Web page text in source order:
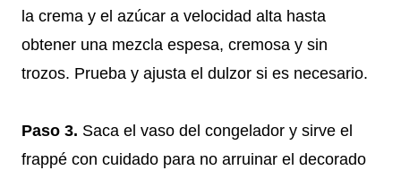
la crema y el azúcar a velocidad alta hasta
obtener una mezcla espesa, cremosa y sin
trozos. Prueba y ajusta el dulzor si es necesario.
Paso 3. Saca el vaso del congelador y sirve el
frappé con cuidado para no arruinar el decorado